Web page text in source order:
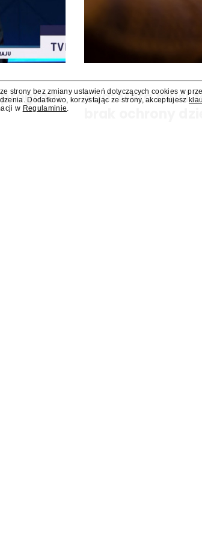
program
Sąd: Meta musi
strony bez zmiany ustawień dotyczących cookies w
Dodatkowo, korzystając ze strony, akceptujesz
w Regulaminie.